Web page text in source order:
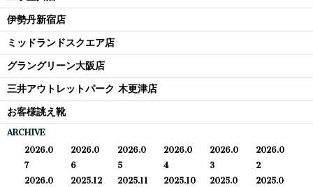
伊勢丹新宿店
ミッドランドスクエア店
グラングリーン大阪店
三井アウトレットパーク 木更津店
お客様誂え靴
ARCHIVE
2026.0
7
2026.0
6
2026.0
5
2026.0
4
2026.0
3
2026.0
2
2026.0
2025.12 2025.11 2025.10 2025.0 2025.0